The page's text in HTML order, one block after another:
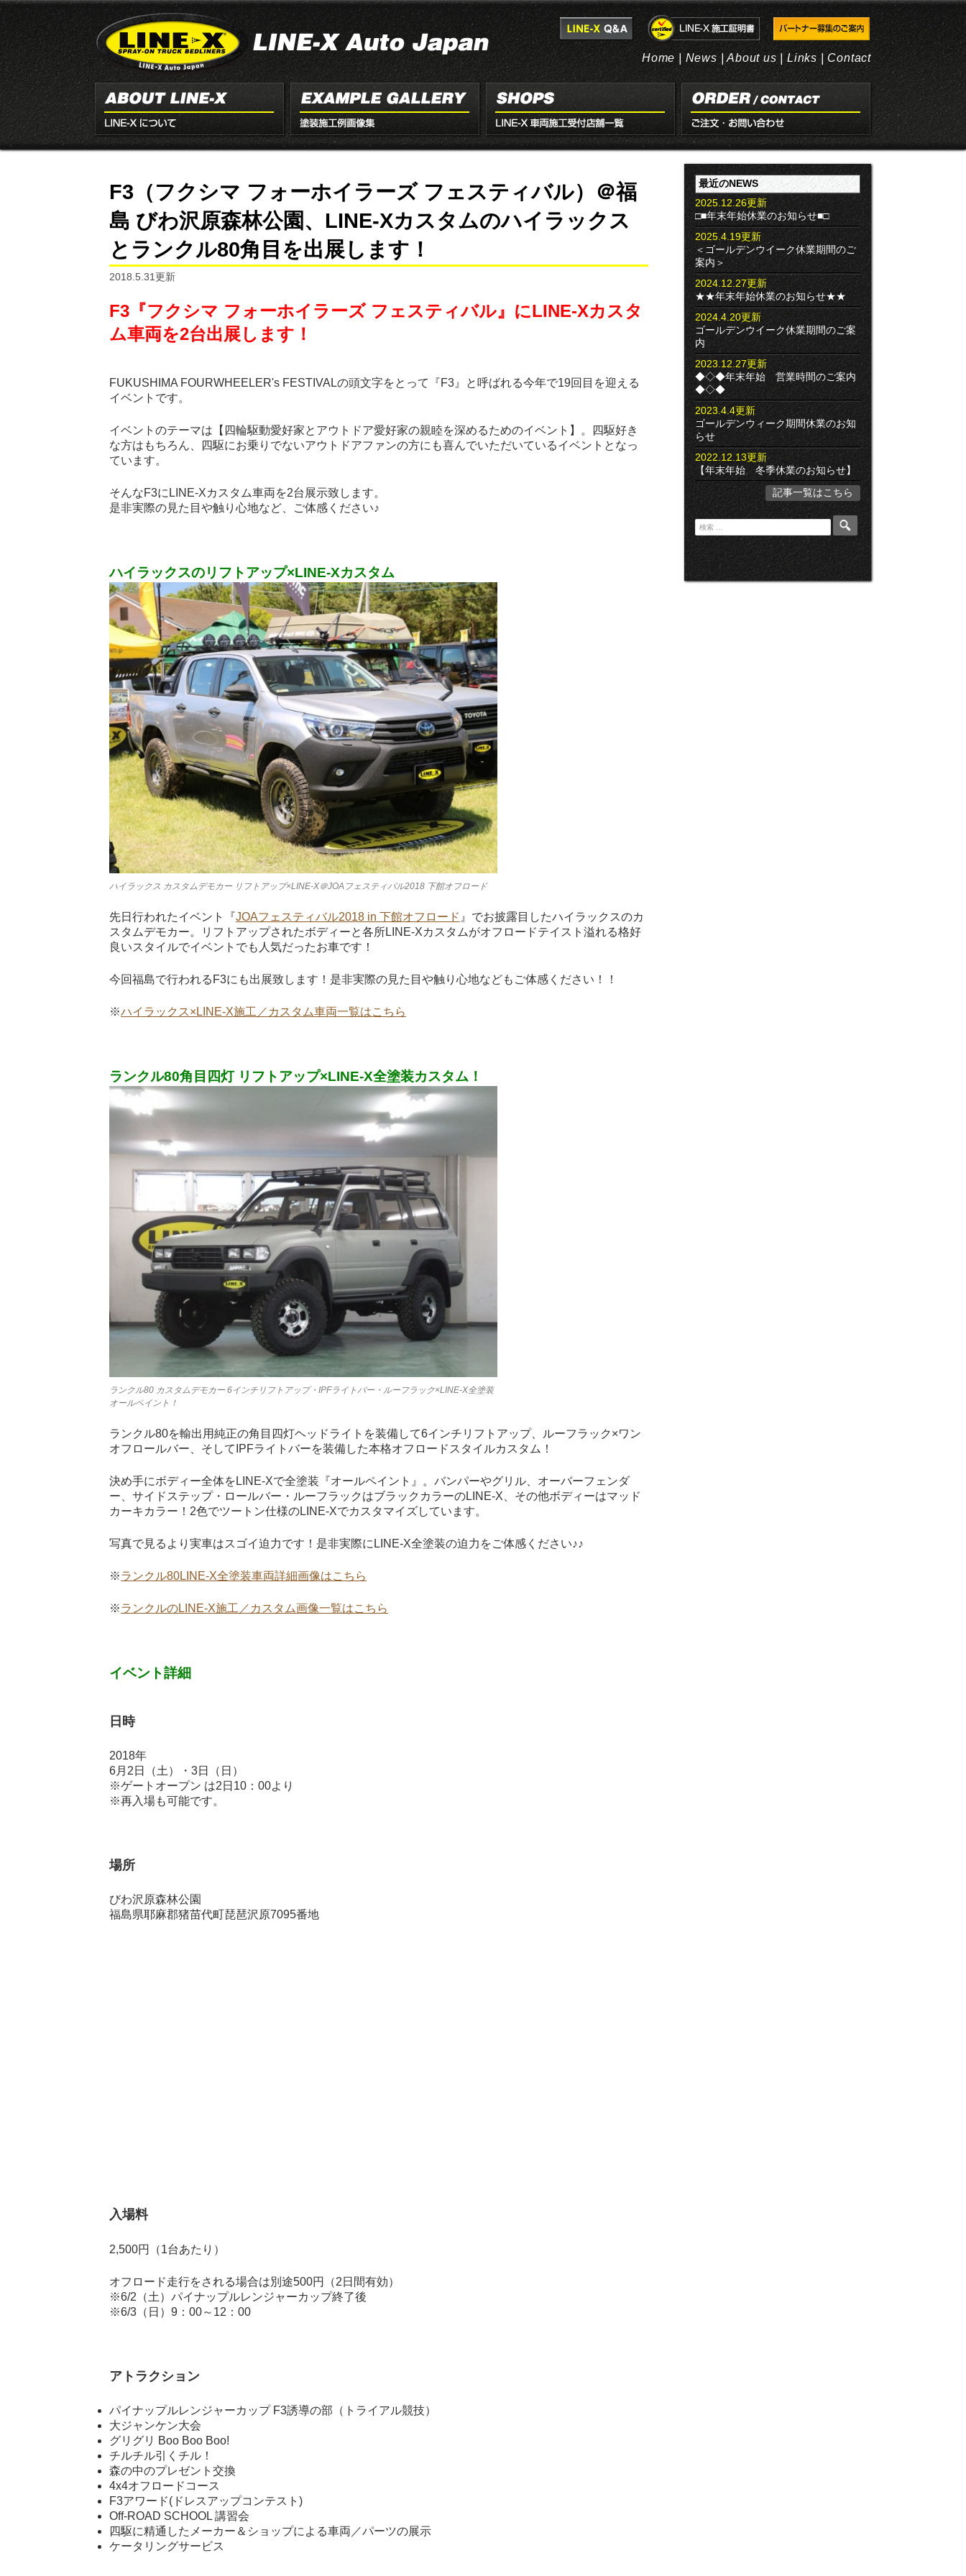
Home |News |About us | Links |Contact
F3（フクシマ フォーホイラーズ フェスティバル）＠福
島 びわ沢原森林公園、LINE-Xカスタムのハイラックス
とランクル80角目を出展します！
2018.5.31更新
F3『フクシマ フォーホイラーズ フェスティバル』にLINE-Xカスタ
ム車両を2台出展します！
FUKUSHIMA FOURWHEELER's FESTIVALの頭文字をとって『F3』と呼ばれる今年で19回目を迎える
イベントです。
イベントのテーマは【四輪駆動愛好家とアウトドア愛好家の親睦を深めるためのイベント】。四駆好き
な方はもちろん、四駆にお乗りでないアウトドアファンの方にも喜んでいただいているイベントとなっ
ています。
そんなF3にLINE-Xカスタム車両を2台展示致します。
是非実際の見た目や触り心地など、ご体感ください♪
ハイラックスのリフトアップ×LINE-Xカスタム
ハイラックス カスタムデモカー リフトアップ×LINE-X＠JOAフェスティバル2018 下館オフロード
先日行われたイベント『JOAフェスティバル2018 in 下館オフロード 』でお披露目したハイラックスのカ
スタムデモカー。リフトアップされたボディーと各所LINE-Xカスタムがオフロードテイスト溢れる格好
良いスタイルでイベントでも人気だったお車です！
今回福島で行われるF3にも出展致します！是非実際の見た目や触り心地などもご体感ください！！
※ハイラックス×LINE-X施工／カスタム車両一覧はこちら
ランクル80角目四灯 リフトアップ×LINE-X全塗装カスタム！
ランクル80 カスタムデモカー 6インチリフトアップ・IPFライトバー・ルーフラック×LINE-X全塗装
オールペイント！
ランクル80を輸出用純正の角目四灯ヘッドライトを装備して6インチリフトアップ、ルーフラック×ワン
オフロールバー、そしてIPFライトバーを装備した本格オフロードスタイルカスタム！
決め手にボディー全体をLINE-Xで全塗装『オールペイント』。バンパーやグリル、オーバーフェンダ
ー、サイドステップ・ロールバー・ルーフラックはブラックカラーのLINE-X、その他ボディーはマッド
カーキカラー！2色でツートン仕様のLINE-Xでカスタマイズしています。
写真で見るより実車はスゴイ迫力です！是非実際にLINE-X全塗装の迫力をご体感ください♪♪
※ランクル80LINE-X全塗装車両詳細画像はこちら
※ランクルのLINE-X施工／カスタム画像一覧はこちら
イベント詳細
日時
2018年
6月2日（土）・3日（日）
※ゲートオープン は2日10：00より
※再入場も可能です。
場所
びわ沢原森林公園
福島県耶麻郡猪苗代町琵琶沢原7095番地
入場料
2,500円（1台あたり）
オフロード走行をされる場合は別途500円（2日間有効）
※6/2（土）パイナップルレンジャーカップ終了後
※6/3（日）9：00～12：00
アトラクション
パイナップルレンジャーカップ F3誘導の部（トライアル競技）
大ジャンケン大会
グリグリ Boo Boo Boo!
チルチル引くチル！
森の中のプレゼント交換
4x4オフロードコース
F3アワード(ドレスアップコンテスト)
Off-ROAD SCHOOL 講習会
四駆に精通したメーカー＆ショップによる車両／パーツの展示
ケータリングサービス
最近のNEWS
2025.12.26更新
□■年末年始休業のお知らせ■□
2025.4.19更新
＜ゴールデンウイーク休業期間のご
案内＞
2024.12.27更新
★★年末年始休業のお知らせ★★
2024.4.20更新
ゴールデンウイーク休業期間のご案
内
2023.12.27更新
◆◇◆年末年始 営業時間のご案内
◆◇◆
2023.4.4更新
ゴールデンウィーク期間休業のお知
らせ
2022.12.13更新
【年末年始 冬季休業のお知らせ】
記事一覧はこちら
検
索
: